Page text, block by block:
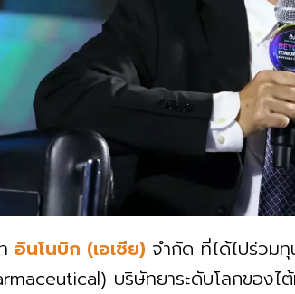
อินโนบิก (เอเซีย) จำกัด ที่ได้ไปร่วม
บริษัทยาระดับโลกของไ